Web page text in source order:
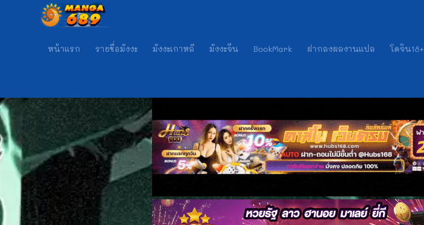
หน้าแรก รายชื่อมังงะ มังงะเกาหลี มังงะจีน BookMark ฝากลงผลงานแปล โดจิน18+